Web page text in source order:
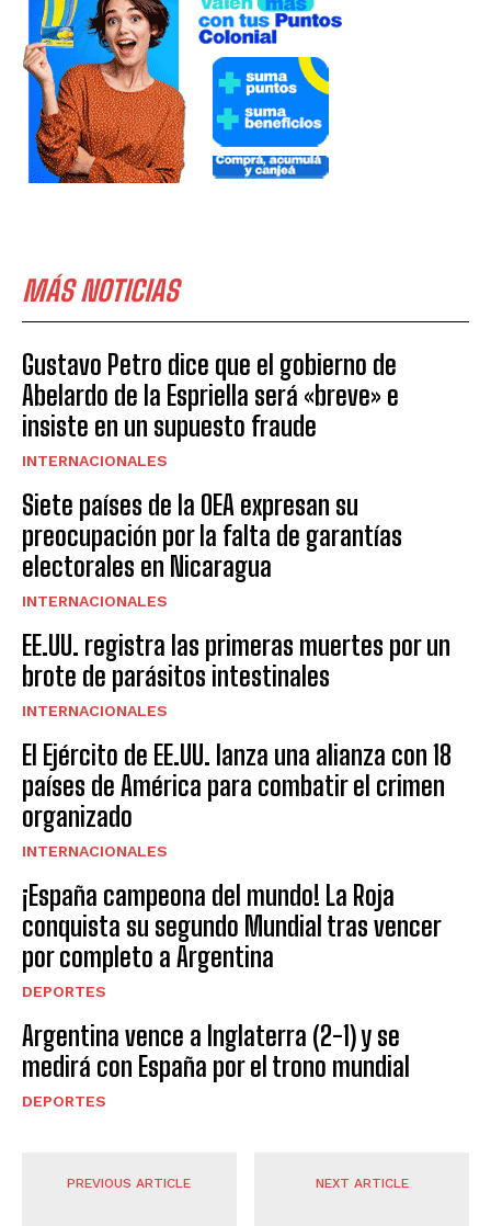
MÁS NOTICIAS
Gustavo Petro dice que el gobierno de
Abelardo de la Espriella será «breve» e
insiste en un supuesto fraude
INTERNACIONALES
Siete países de la OEA expresan su
preocupación por la falta de garantías
electorales en Nicaragua
INTERNACIONALES
EE.UU. registra las primeras muertes por un
brote de parásitos intestinales
INTERNACIONALES
El Ejército de EE.UU. lanza una alianza con 18
países de América para combatir el crimen
organizado
INTERNACIONALES
¡España campeona del mundo! La Roja
conquista su segundo Mundial tras vencer
por completo a Argentina
DEPORTES
Argentina vence a Inglaterra (2-1) y se
medirá con España por el trono mundial
DEPORTES
PREVIOUS ARTICLE NEXT ARTICLE